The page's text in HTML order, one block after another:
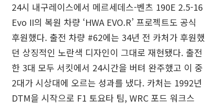
24시 내구레이스에서 메르세데스-벤츠 190E 2.5-16
Evo II의 복원 차량 ‘HWA EVO.R’ 프로젝트도 공식
후원했다. 출전 차량 #62에는 34년 전 카처가 후원했
던 상징적인 노란색 디자인이 그대로 재현됐다. 출전
한 3대 모두 서킷에서 24시간을 버텨 완주했고 이 중
2대가 시상대에 오르는 성과를 냈다. 카처는 1992년
DTM을 시작으로 F1 토요타 팀, WRC 포드 워크스